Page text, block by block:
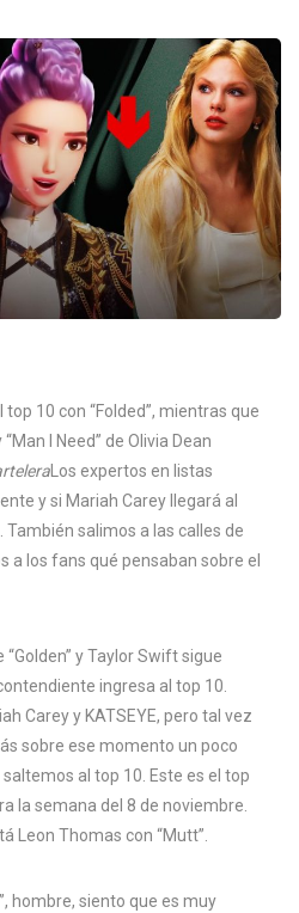
10 con “Folded”, mientras que
I Need” de Olivia Dean
Los expertos en listas
y si Mariah Carey llegará al
salimos a las calles de
a los fans qué pensaban sobre el
y Taylor Swift sigue
ingresa al top 10.
Carey y KATSEYE, pero tal vez
sobre ese momento un poco
al top 10. Este es el top
la semana del 8 de noviembre.
Leon Thomas con “Mutt”.
hombre, siento que es muy